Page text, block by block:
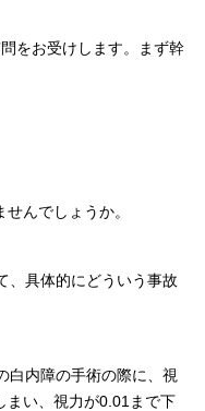
をお受けします。まず幹
んでしょうか。
、具体的にどういう事故
白内障の手術の際に、視
まい、視力が0.01まで下